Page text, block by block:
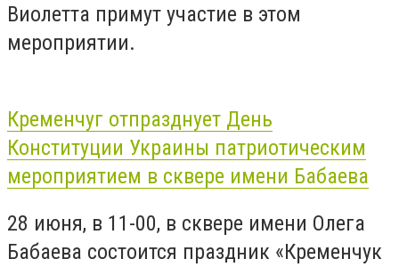
Виолетта примут участие в этом
мероприятии.
Кременчуг отпразднует День
Конституции Украины патриотическим
мероприятием в сквере имени Бабаева
28 июня, в 11-00, в сквере имени Олега
Бабаева состоится праздник «Кременчук